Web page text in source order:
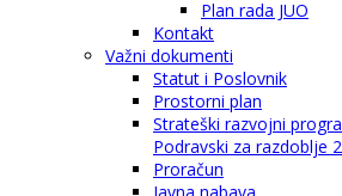
Plan rada JUO
Kontakt
Važni dokumenti
Statut i Poslovnik
Prostorni plan
Strateški razvojni
Podravski za razdoblje
Proračun